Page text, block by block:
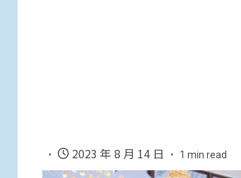
2023 年 8 月 14 日 1 min read